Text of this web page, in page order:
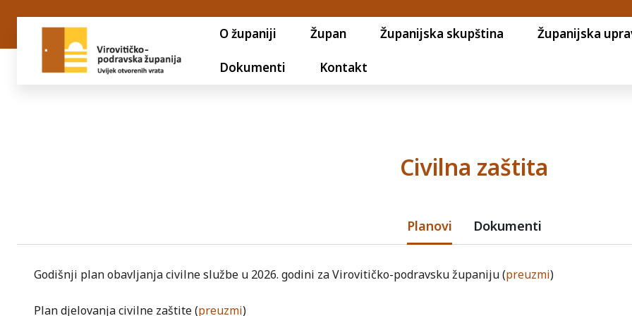
O županiji Župan Županijska skupština Županijska
Dokumenti Kontakt
Civilna zaštita
Planovi Dokumenti
Godišnji plan obavljanja civilne službe u 2026. godini za Virovitičko-podravsku županiju (preuzmi)
Plan djelovanja civilne zaštite (preuzmi)